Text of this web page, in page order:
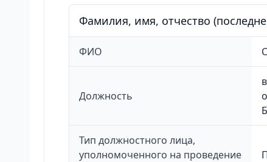
Фамилия, имя, отчество
ФИО
Должность
Тип должностного лица,
уполномоченного на проведение